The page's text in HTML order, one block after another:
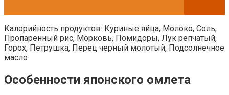
Калорийность продуктов: Куриные яйца, Молоко, Соль,
Пропаренный рис, Морковь, Помидоры, Лук репчатый,
Горох, Петрушка, Перец черный молотый, Подсолнечное
масло
Особенности японского омлета